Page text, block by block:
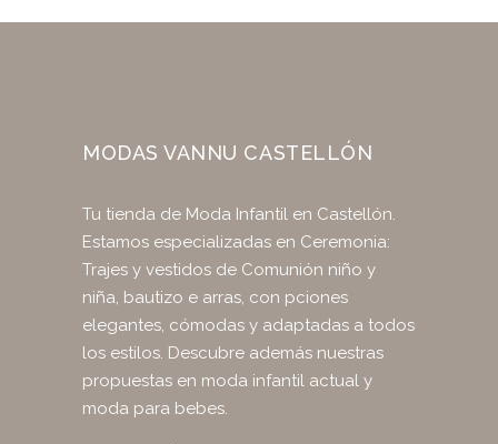
MODAS VANNU CASTELLÓN
Tu tienda de Moda Infantil en Castellón.
Estamos especializadas en Ceremonia:
Trajes y vestidos de Comunión niño y
niña, bautizo e arras, con pciones
elegantes, cómodas y adaptadas a todos
los estilos. Descubre además nuestras
propuestas en moda infantil actual y
moda para bebes.